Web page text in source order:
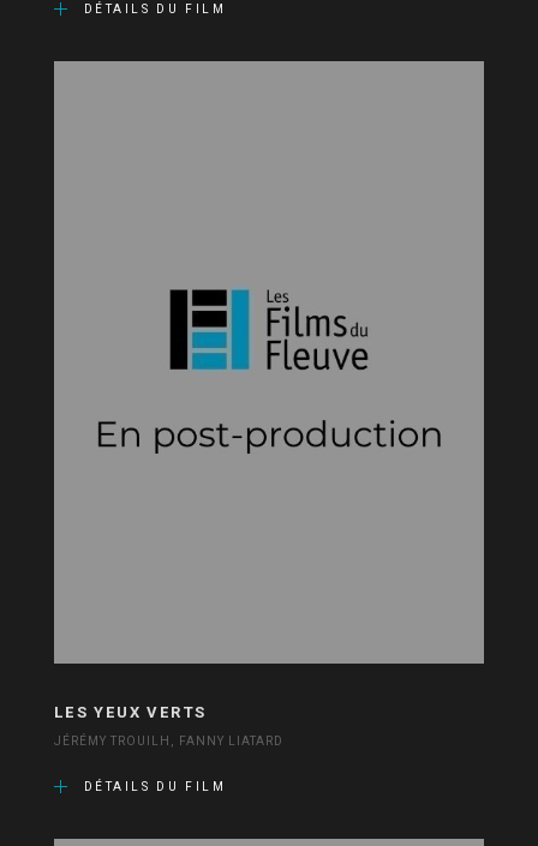
DÉTAILS DU FILM
LES YEUX VERTS
JÉRÉMY TROUILH, FANNY LIATARD
DÉTAILS DU FILM